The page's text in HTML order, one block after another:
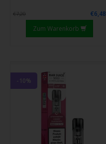
€7,20
€6,48
Zum Warenkorb
-10%